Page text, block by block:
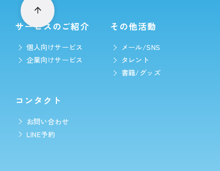
サービスのご紹介
個人向けサービス
企業向けサービス
その他活動
メール/SNS
タレント
書籍/グッズ
コンタクト
お問い合わせ
LINE予約